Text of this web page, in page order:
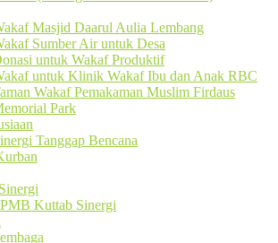
Masjid Daarul Aulia Lembang
Sumber Air untuk Desa
untuk Wakaf Produktif
untuk Klinik Wakaf Ibu dan Anak RBC
Wakaf Pemakaman Muslim Firdaus
Park
Tanggap Bencana
Kuttab Sinergi